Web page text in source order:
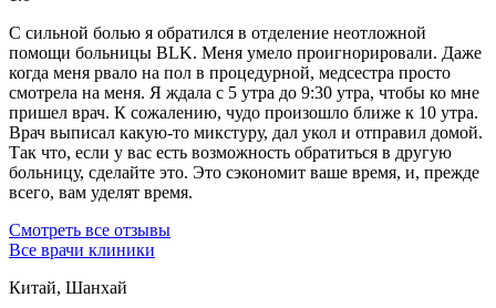
С сильной болью я обратился в отделение неотложной
помощи больницы BLK. Меня умело проигнорировали. Даже
когда меня рвало на пол в процедурной, медсестра просто
смотрела на меня. Я ждала с 5 утра до 9:30 утра, чтобы ко мне
пришел врач. К сожалению, чудо произошло ближе к 10 утра.
Врач выписал какую-то микстуру, дал укол и отправил домой.
Так что, если у вас есть возможность обратиться в другую
больницу, сделайте это. Это сэкономит ваше время, и, прежде
всего, вам уделят время.
Смотреть все отзывы
Все врачи клиники
Китай, Шанхай